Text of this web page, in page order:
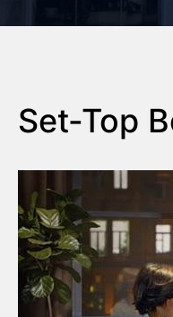
Set-Top